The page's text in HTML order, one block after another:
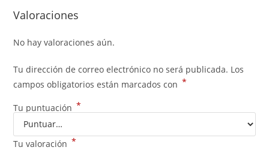
Valoraciones
No hay valoraciones aún.
Tu dirección de correo electrónico no será publicada. Los
campos obligatorios están marcados con *
Tu puntuación *
Tu valoración *